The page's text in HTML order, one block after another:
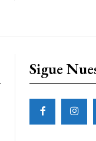
Sigue